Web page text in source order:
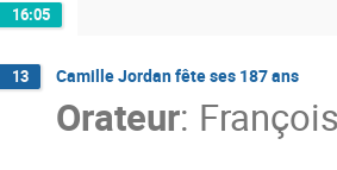
16:05
13 Camille Jordan fête ses 187 ans
Orateur: